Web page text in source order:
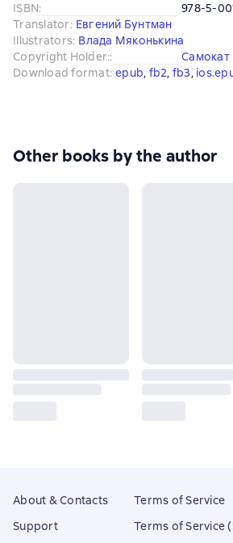
ISBN:
978-5-
Translator: Евгений Бунтман
Illustrators: Влада Мяконькина
Copyright Holder::
Самокат
Download format: epub, fb2, fb3,
Other books by the author
About & Contacts
Support
Terms of Service
Terms of Service